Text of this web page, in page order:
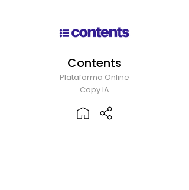
Contents
Plataforma Online
Copy IA